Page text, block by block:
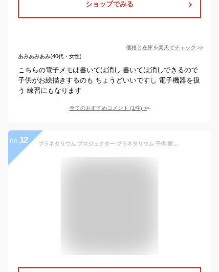
ショップでみる
価格と在庫を楽天でチェック >>
あみあみあみ(40代・女性)
こちらの電子メモは書いては消し 書いては消しできるので
子供がお絵描きするのも ちょうどいいですし 電子機器を扱
う 練習にもなります
全てのおすすめコメント (1件) >
no. 12 プラネタリウム プロジェクター プラネタリウム 子供 家庭用 スタープロジェクター 天井 投影 ライト スピーカー 誕生日プレゼント 子供 おもちゃ 3歳 4歳 5歳 6歳 男の子 女の子 誕生日 プレゼント 小学生 スタープロジェクターライト 星空ライト 投影ライト